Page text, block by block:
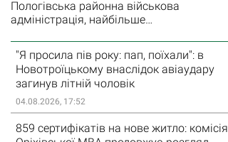
Пологівська районна військова
адміністрація, найбільше…
"Я просила пів року: пап, поїхали": в
Новотроїцькому внаслідок авіаудару
загинув літній чоловік
04.08.2026, 17:52
859 сертифікатів на нове житло: комісія